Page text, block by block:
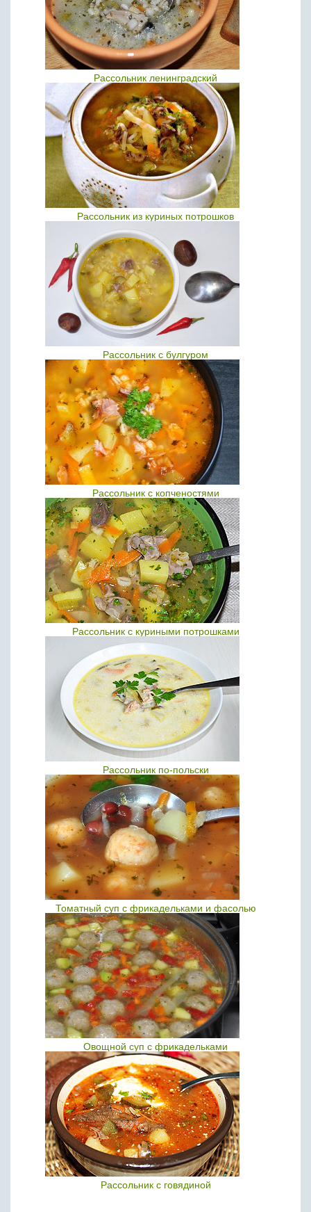
Рассольник ленинградский
Рассольник из куриных потрошков
Рассольник с булгуром
Рассольник с копченостями
Рассольник с куриными потрошками
Рассольник по-польски
Томатный суп с фрикадельками и фасолью
Овощной суп с фрикадельками
Рассольник с говядиной